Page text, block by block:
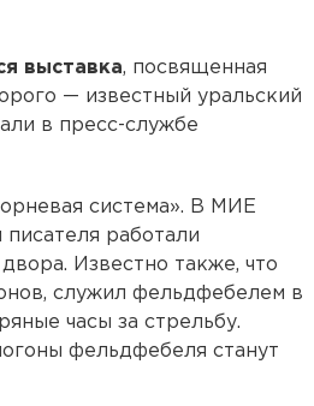
выставка, посвященная
— известный уральский
в пресс-службе
система». В МИЕ
работали
Известно также, что
служил фельдфебелем в
часы за стрельбу.
фельдфебеля станут